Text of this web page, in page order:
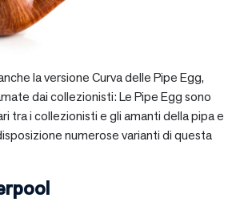
la versione Curva delle Pipe Egg,
dai collezionisti: Le Pipe Egg sono
tra i collezionisti e gli amanti della pipa e
numerose varianti di questa